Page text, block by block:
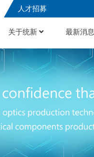
人才招募
关于统新 最新消息